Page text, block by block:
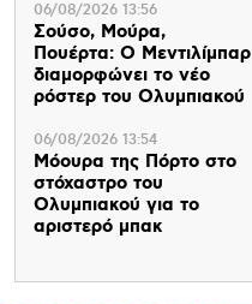
06/08/2026 13:56
Σούσο, Μούρα,
Πουέρτα: Ο Μεντιλίμπαρ
διαμορφώνει το νέο
ρόστερ του Ολυμπιακού
06/08/2026 13:54
Μόουρα της Πόρτο στο
στόχαστρο του
Ολυμπιακού για το
αριστερό μπακ